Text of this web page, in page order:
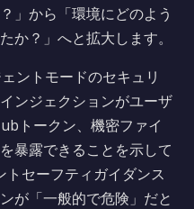
」から「環境にどのよう
か？」へと拡大します。
ントモードのセキュリ
ンジェクションがユーザ
トークン、機密ファイ
暴露できることを示して
セーフティガイダンス
が「一般的で危険」だと